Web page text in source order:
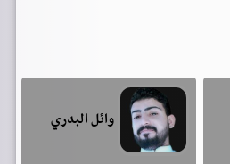
وائل البدري